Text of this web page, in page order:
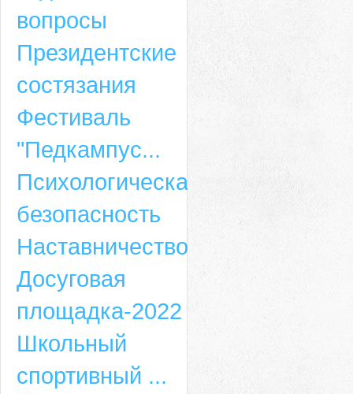
вопросы
Президентские
состязания
Фестиваль
"Педкампус...
Психологическая
безопасность
Наставничество
Досуговая
площадка-2022
Школьный
спортивный ...